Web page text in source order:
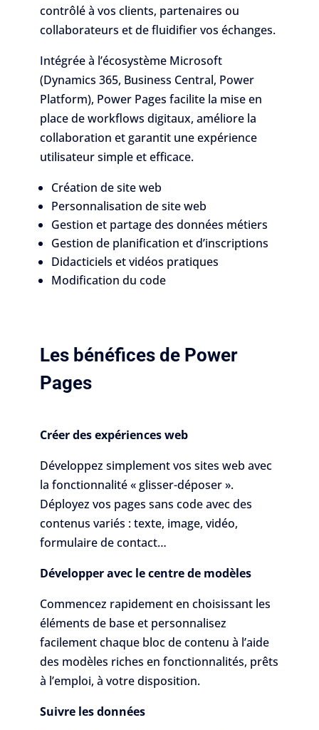
contrôlé à vos clients, partenaires ou
collaborateurs et de fluidifier vos échanges.
Intégrée à l’écosystème Microsoft
(Dynamics 365, Business Central, Power
Platform), Power Pages facilite la mise en
place de workflows digitaux, améliore la
collaboration et garantit une expérience
utilisateur simple et efficace.
Création de site web
Personnalisation de site web
Gestion et partage des données métiers
Gestion de planification et d’inscriptions
Didacticiels et vidéos pratiques
Modification du code
Les bénéfices de Power
Pages
Créer des expériences web
Développez simplement vos sites web avec
la fonctionnalité « glisser-déposer ».
Déployez vos pages sans code avec des
contenus variés : texte, image, vidéo,
formulaire de contact…
Développer avec le centre de modèles
Commencez rapidement en choisissant les
éléments de base et personnalisez
facilement chaque bloc de contenu à l’aide
des modèles riches en fonctionnalités, prêts
à l’emploi, à votre disposition.
Suivre les données